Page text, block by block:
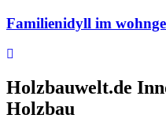
Familienidyll im
Holzbauwelt.de
Holzbau